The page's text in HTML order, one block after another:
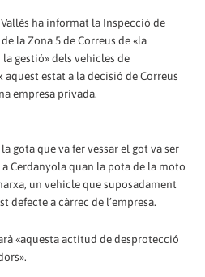
ha informat la Inspecció de
la Zona 5 de Correus de «la
gestió» dels vehicles de
estat a la decisió de Correus
empresa privada.
gota que va fer vessar el got va ser
Cerdanyola quan la pota de la moto
un vehicle que suposadament
defecte a càrrec de l’empresa.
«aquesta actitud de desprotecció